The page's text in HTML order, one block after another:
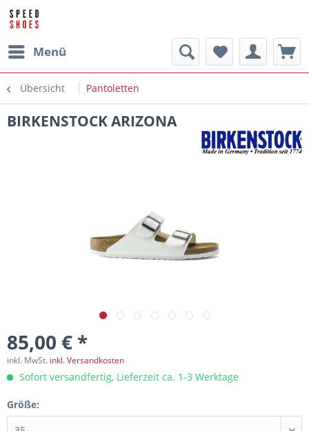
Menü
Übersicht Pantoletten
BIRKENSTOCK ARIZONA
85,00 € *
inkl. MwSt. inkl. Versandkosten
Sofort versandfertig, Lieferzeit ca. 1-3 Werktage
Größe: